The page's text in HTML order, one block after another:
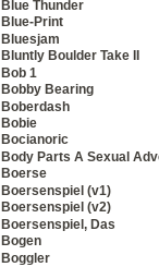
Blue Thunder
Blue-Print
Bluesjam
Bluntly Boulder Take II
Bob 1
Bobby Bearing
Boberdash
Bobie
Bocianoric
Body Parts A Sexual
Boerse
Boersenspiel (v1)
Boersenspiel (v2)
Boersenspiel, Das
Bogen
Boggler